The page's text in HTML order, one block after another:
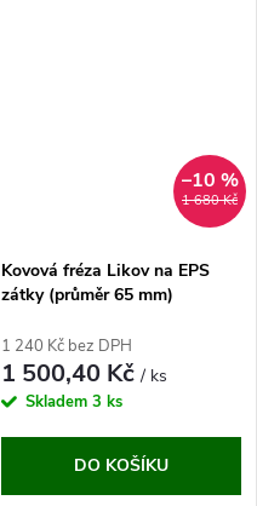
1 680 Kč
–10 %
Kovová fréza Likov na EPS
zátky (průměr 65 mm)
1 240 Kč bez DPH
1 500,40 Kč/ ks
Skladem 3 ks
DO KOŠÍKU